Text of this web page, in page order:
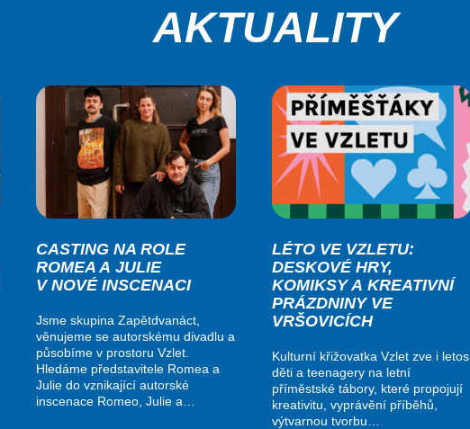
AKTUALITY
CASTING NA ROLE
ROMEA A JULIE
V NOVÉ INSCENACI
Jsme skupina Zapětdvanáct,
věnujeme se autorskému divadlu a
působíme v prostoru Vzlet.
Hledáme představitele Romea a
Julie do vznikající autorské
inscenace Romeo, Julie a…
LÉTO VE VZLETU:
DESKOVÉ HRY,
KOMIKSY A KREATIVNÍ
PRÁZDNINY VE
VRŠOVICÍCH
Kulturní křižovatka Vzlet zve i letos
děti a teenagery na letní
příměstské tábory, které propojují
kreativitu, vyprávění příběhů,
výtvarnou tvorbu…